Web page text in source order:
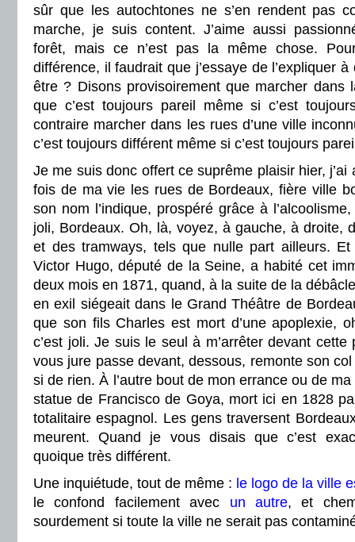
sûr que les autochtones ne s’en rendent pas
marche, je suis content. J’aime aussi
forêt, mais ce n’est pas la même chose.
différence, il faudrait que j’essaye de l’expliquer
être ? Disons provisoirement que marcher dans
que c’est toujours pareil même si c’est
contraire marcher dans les rues d’une ville
c’est toujours différent même si c’est toujours
Je me suis donc offert ce suprême plaisir hier,
fois de ma vie les rues de Bordeaux, fière ville
son nom l’indique, prospéré grâce à
joli, Bordeaux. Oh, là, voyez, à gauche, à droite,
et des tramways, tels que nulle part ailleurs.
Victor Hugo, député de la Seine, a habité cet
deux mois en 1871, quand, à la suite de la
en exil siégeait dans le Grand Théâtre de
que son fils Charles est mort d’une apoplexie,
c’est joli. Je suis le seul à m’arrêter devant
vous jure passe devant, dessous, remonte son
si de rien. À l’autre bout de mon errance ou de
statue de Francisco de Goya, mort ici en 1828
totalitaire espagnol. Les gens traversent
meurent. Quand je vous disais que c’est
quoique très différent.
Une inquiétude, tout de même : le logo de la ville
le confond facilement avec un autre, et
sourdement si toute la ville ne serait pas